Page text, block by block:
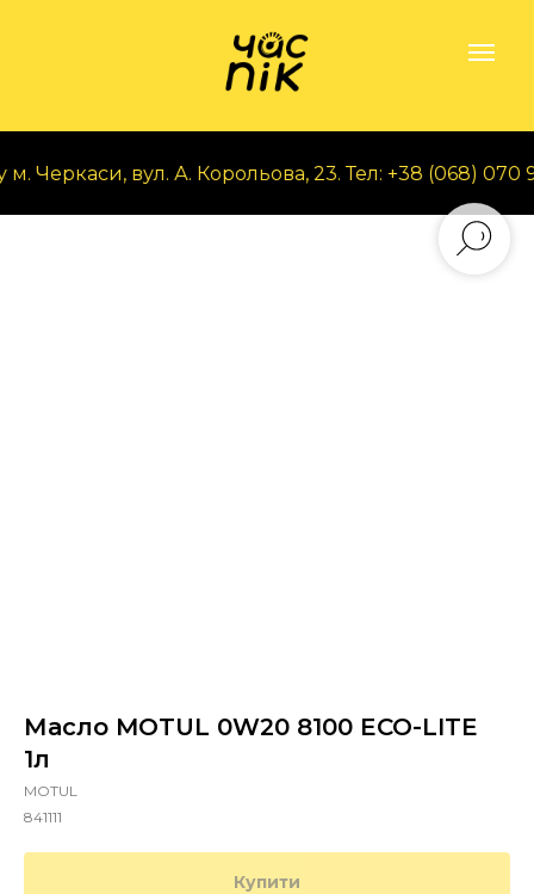
Черкаси, вул. А. Корольова, 23. Тел: +38 (068) 070 97
Масло MOTUL 0W20 8100 ECO-LITE
1л
MOTUL
841111
Купити